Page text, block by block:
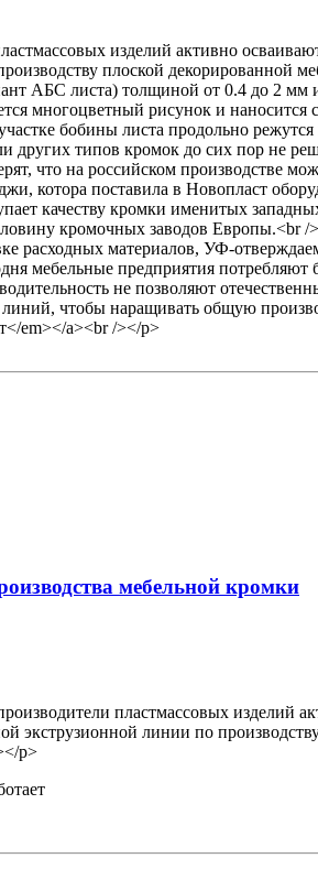
изделий активно
плоской
АБС листа) толщиной от 0.4 до 2 мм
многоцветный рисунок и
бобины листа продольно
других типов кромок до сих пор не
что на российском производстве
котора поставила в Новопласт
качеству кромки именитых
кромочных заводов
расходных материалов, УФ-
мебельные предприятия
не позволяют
чтобы наращивать общую
em></a><br /></p>
мебельной кромки
пластмассовых изделий
экструзионной линии по
p>